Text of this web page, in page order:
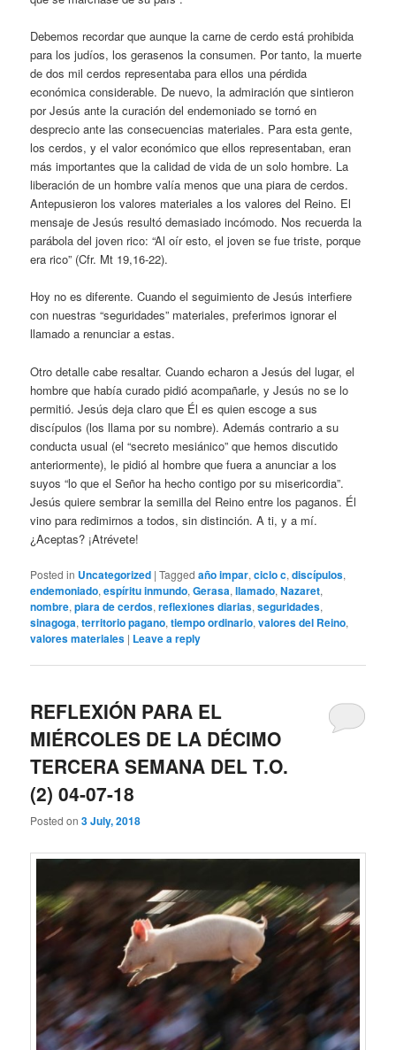
Debemos recordar que aunque la carne de cerdo está prohibida
para los judíos, los gerasenos la consumen. Por tanto, la muerte
de dos mil cerdos representaba para ellos una pérdida
económica considerable. De nuevo, la admiración que sintieron
por Jesús ante la curación del endemoniado se tornó en
desprecio ante las consecuencias materiales. Para esta gente,
los cerdos, y el valor económico que ellos representaban, eran
más importantes que la calidad de vida de un solo hombre. La
liberación de un hombre valía menos que una piara de cerdos.
Antepusieron los valores materiales a los valores del Reino. El
mensaje de Jesús resultó demasiado incómodo. Nos recuerda la
parábola del joven rico: “Al oír esto, el joven se fue triste, porque
era rico” (Cfr. Mt 19,16-22).
Hoy no es diferente. Cuando el seguimiento de Jesús interfiere
con nuestras “seguridades” materiales, preferimos ignorar el
llamado a renunciar a estas.
Otro detalle cabe resaltar. Cuando echaron a Jesús del lugar, el
hombre que había curado pidió acompañarle, y Jesús no se lo
permitió. Jesús deja claro que Él es quien escoge a sus
discípulos (los llama por su nombre). Además contrario a su
conducta usual (el “secreto mesiánico” que hemos discutido
anteriormente), le pidió al hombre que fuera a anunciar a los
suyos “lo que el Señor ha hecho contigo por su misericordia”.
Jesús quiere sembrar la semilla del Reino entre los paganos. Él
vino para redimirnos a todos, sin distinción. A ti, y a mí.
¿Aceptas? ¡Atrévete!
Posted in Uncategorized |Tagged año impar,ciclo c,discípulos,
endemoniado,espíritu inmundo,Gerasa,llamado,Nazaret,
nombre,piara de cerdos,reflexiones diarias,seguridades,
sinagoga,territorio pagano,tiempo ordinario,valores del Reino,
valores materiales | Leave a reply
REFLEXIÓN PARA EL
MIÉRCOLES DE LA DÉCIMO
TERCERA SEMANA DEL T.O.
(2) 04-07-18
Posted on3 July, 2018